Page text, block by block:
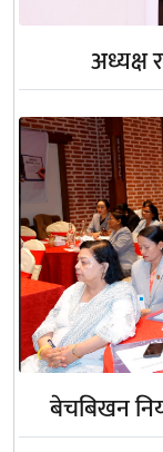
अध्यक्ष
बेचबिखन